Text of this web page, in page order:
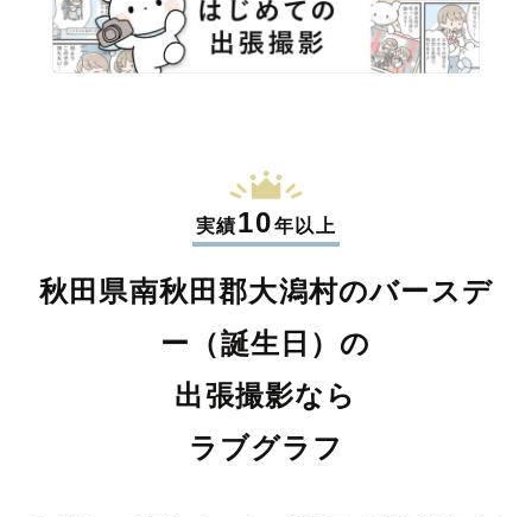
実績10年以上
秋田県南秋田郡大潟村のバースデ
ー（誕生日）の
出張撮影なら
ラブグラフ